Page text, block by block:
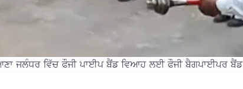
ਜਲੰਧਰ ਵਿੱਚ ਫੌਜੀ ਪਾਈਪ ਬੈਂਡ ਵਿਆਹ ਲਈ ਫੌਜੀ ਬੈਗਪਾਈਪਰ ਬੈਂਡ